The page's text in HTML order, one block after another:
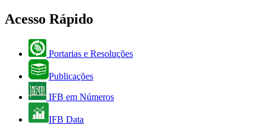
Acesso Rápido
Portarias e Resoluções
Publicações
IFB em Números
IFB Data